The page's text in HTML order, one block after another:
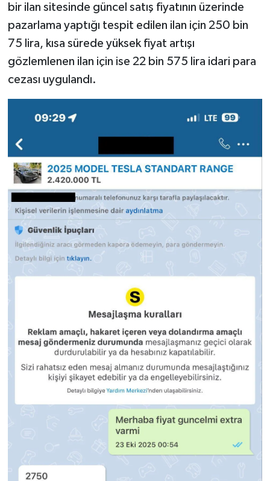
bir ilan sitesinde güncel satış fiyatının üzerinde
pazarlama yaptığı tespit edilen ilan için 250 bin
75 lira, kısa sürede yüksek fiyat artışı
gözlemlenen ilan için ise 22 bin 575 lira idari para
cezası uygulandı.